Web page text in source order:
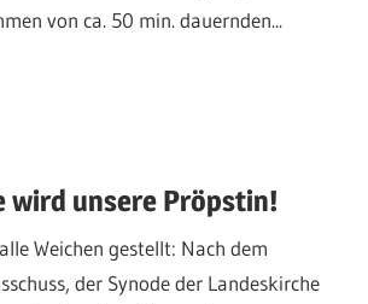
von ca. 50 min. dauernden...
wird unsere Pröpstin!
Weichen gestellt: Nach dem
der Synode der Landeskirche